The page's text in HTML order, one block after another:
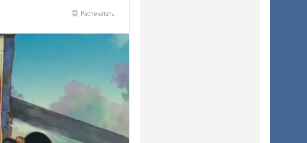
Распечатать